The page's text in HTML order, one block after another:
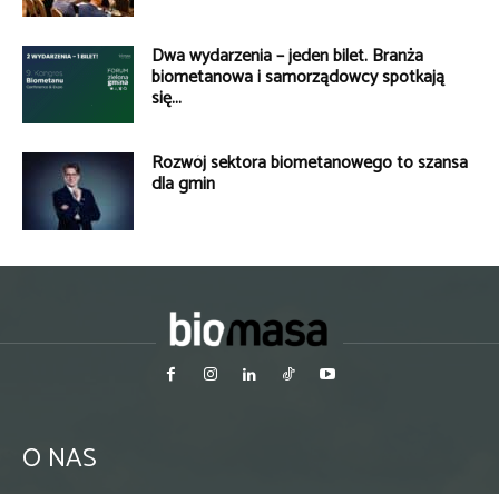
Dwa wydarzenia – jeden bilet. Branża
biometanowa i samorządowcy spotkają
się...
Rozwój sektora biometanowego to szansa
dla gmin
O NAS